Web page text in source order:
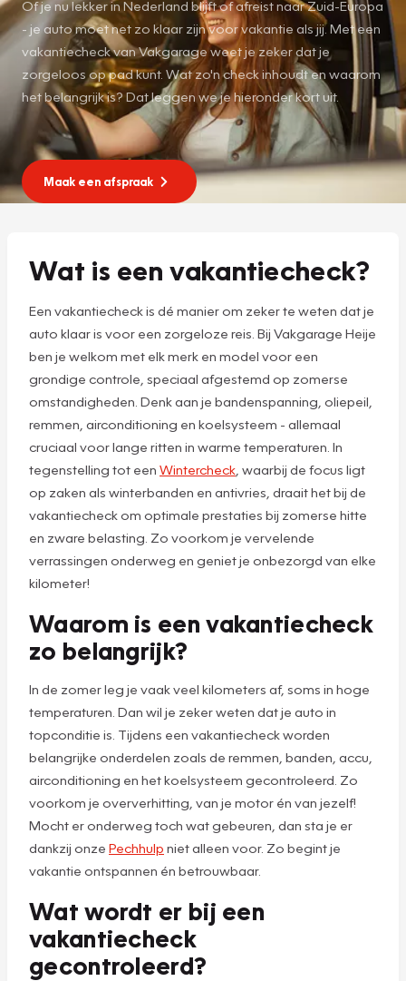
Of je nu lekker in Nederland blijft of afreist naar Zuid-Europa
- je auto moet net zo klaar zijn voor vakantie als jij. Met een
vakantiecheck van Vakgarage weet je zeker dat je
zorgeloos op pad kunt. Wat zo'n check inhoudt en waarom
het belangrijk is? Dat leggen we je hieronder kort uit.
Maak een afspraak
Wat is een vakantiecheck?
Een vakantiecheck is dé manier om zeker te weten dat je
auto klaar is voor een zorgeloze reis. Bij Vakgarage Heije
ben je welkom met elk merk en model voor een
grondige controle, speciaal afgestemd op zomerse
omstandigheden. Denk aan je bandenspanning, oliepeil,
remmen, airconditioning en koelsysteem - allemaal
cruciaal voor lange ritten in warme temperaturen. In
tegenstelling tot een Wintercheck , waarbij de focus ligt
op zaken als winterbanden en antivries, draait het bij de
vakantiecheck om optimale prestaties bij zomerse hitte
en zware belasting. Zo voorkom je vervelende
verrassingen onderweg en geniet je onbezorgd van elke
kilometer!
Waarom is een vakantiecheck
zo belangrijk?
In de zomer leg je vaak veel kilometers af, soms in hoge
temperaturen. Dan wil je zeker weten dat je auto in
topconditie is. Tijdens een vakantiecheck worden
belangrijke onderdelen zoals de remmen, banden, accu,
airconditioning en het koelsysteem gecontroleerd. Zo
voorkom je oververhitting, van je motor én van jezelf!
Mocht er onderweg toch wat gebeuren, dan sta je er
dankzij onze Pechhulp niet alleen voor. Zo begint je
vakantie ontspannen én betrouwbaar.
Wat wordt er bij een
vakantiecheck
gecontroleerd?